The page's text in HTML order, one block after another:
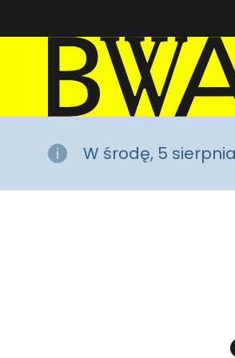
BWA Wrocław
Galerie Sztuki
W środę, 5